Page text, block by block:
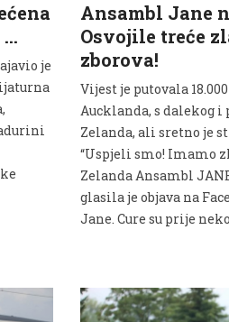
…
je
Ansambl Jane
Osvojile treće
zborova!
Vijest je putovala
Aucklanda, s dalekog
Zelanda, ali sretno je
“Uspjeli smo! Imamo
Zelanda Ansambl
glasila je objava na
Jane. Cure su prije